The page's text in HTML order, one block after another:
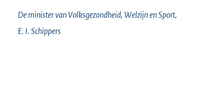
De minister van Volksgezondheid, Welzijn en Sport,
E. I.Schippers